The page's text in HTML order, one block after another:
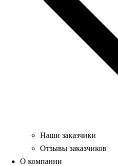
Наши заказчики
Отзывы заказчиков
О компании